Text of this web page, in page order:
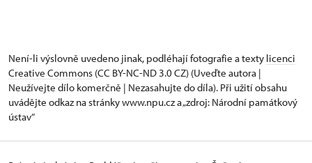
Není-li výslovně uvedeno jinak, podléhají fotografie a texty licenci
Creative Commons (CC BY-NC-ND 3.0 CZ) (Uveďte autora |
Neužívejte dílo komerčně | Nezasahujte do díla). Při užití obsahu
uvádějte odkaz na stránky www.npu.cz a „zdroj: Národní památkový
ústav“